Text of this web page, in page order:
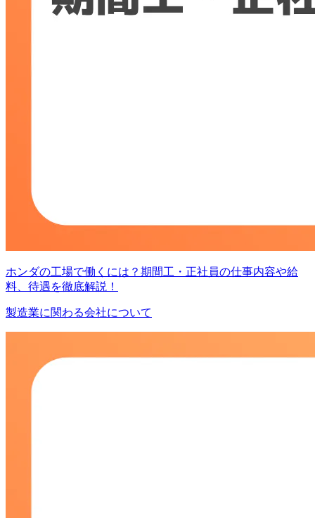
ホンダの工場で働くには？期間工・正社員の仕事内容や給
料、待遇を徹底解説！
製造業に関わる会社について